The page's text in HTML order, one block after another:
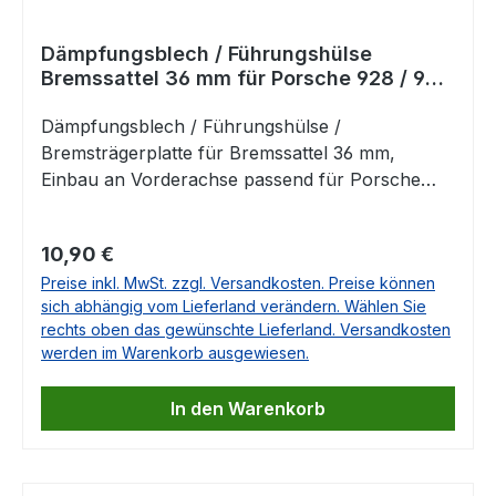
Dämpfungsblech / Führungshülse
Bremssattel 36 mm für Porsche 928 / 944
Dämpfungsblech / Führungshülse /
Bremsträgerplatte für Bremssattel 36 mm,
Einbau an Vorderachse passend für Porsche
3.3-3.6 12/88-06/94Porsche 993 3.6-
3.8 10/93-09/97 OE-Nr. 96435109601 Falls
Sie Fragen dazu haben, beantworten wir Ihnen
diese sehr gerne.
Regulärer Preis:
10,90 €
Preise inkl. MwSt. zzgl. Versandkosten. Preise können
sich abhängig vom Lieferland verändern. Wählen Sie
rechts oben das gewünschte Lieferland. Versandkosten
werden im Warenkorb ausgewiesen.
In den Warenkorb